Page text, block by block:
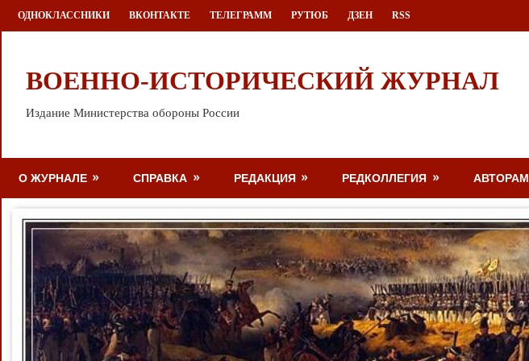
Перейти
к
ОДНОКЛАССНИКИ ВКОНТАКТЕ ТЕЛЕГРАММ РУТЮБ ДЗЕН RSS
ВОЕННО-ИСТОРИЧЕСКИЙ ЖУРНАЛ
Издание Министерства обороны России
О ЖУРНАЛЕ СПРАВКА РЕДАКЦИЯ РЕДКОЛЛЕГИЯ АВТОРАМ